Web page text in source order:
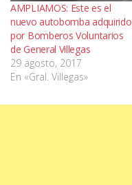
AMPLIAMOS: Este es el
nuevo autobomba adquirido
por Bomberos Voluntarios
de General Villegas
29 agosto, 2017
En «Gral. Villegas»